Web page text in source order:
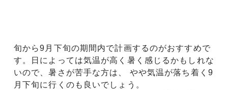
旬から9月下旬の期間内で計画するのがおすすめで
す。日によっては気温が高く暑く感じるかもしれな
いので、暑さが苦手な方は、 やや気温が落ち着く9
月下旬に行くのも良いでしょう。